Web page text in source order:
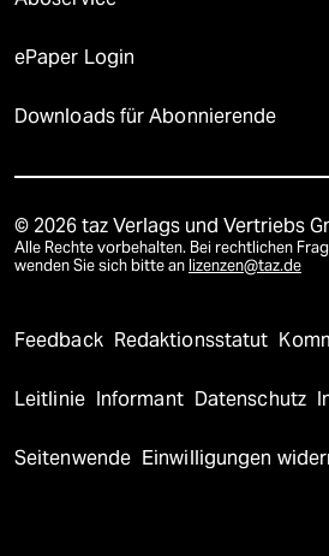
ePaper Login
Downloads für Abonnierende
© 2026 taz Verlags und Vertriebs
Alle Rechte vorbehalten. Bei rechtlichen
wenden Sie sich bitte an lizenzen@taz.de
Feedback Redaktionsstatut
Leitlinie Informant Datenschutz
Seitenwende Einwilligungen